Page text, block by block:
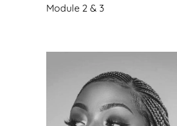
Module 2 & 3